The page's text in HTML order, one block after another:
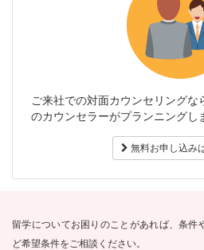
ご来社での対面カウンセリングな
のカウンセラーがプランニングし
無料お申し込み
留学についてお困りのことがあれば、条件
ど希望条件をご相談ください。